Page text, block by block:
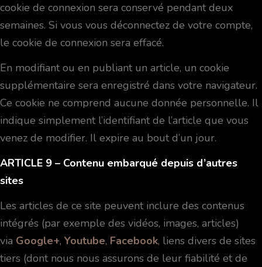
cookie de connexion sera conservé pendant deux
semaines. Si vous vous déconnectez de votre compte,
le cookie de connexion sera effacé.
En modifiant ou en publiant un article, un cookie
supplémentaire sera enregistré dans votre navigateur.
Ce cookie ne comprend aucune donnée personnelle. Il
indique simplement l’identifiant de l’article que vous
venez de modifier. Il expire au bout d’un jour.
ARTICLE 9 – Contenu embarqué depuis d’autres
sites
Les articles de ce site peuvent inclure des contenus
intégrés (par exemple des vidéos, images, articles)
via Google+, Youtube, Facebook, liens divers de sites
tiers (dont nous nous assurons de leur fiabilité et de